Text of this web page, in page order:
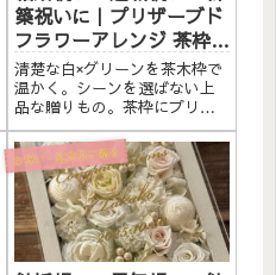
築祝いに｜プリザーブド
フラワーアレンジ 茶枠
〈白グリーン〉文字入れ
清楚な白×グリーンを茶木枠で
温かく。シーンを選ばない上
品な贈りもの。茶枠にプリザ
ーブドフラワーと造花をたっ
ぷりアレンジしました。アク
リルプレートへのメッセージ
入れ無料。自立するので壁か
けでも置き型でも飾れます。
こんな方へ結婚祝い・新築祝
いに...
お祝い・記念日に贈る